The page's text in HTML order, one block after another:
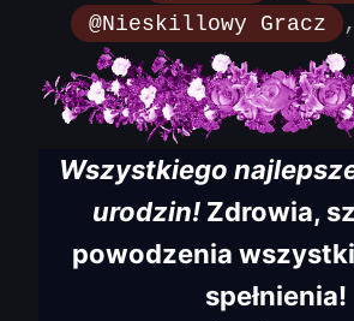
@Nieskillowy Gracz
W s zystkiego
urodzin! Zdrowia,
powodzenia
spełnienia!